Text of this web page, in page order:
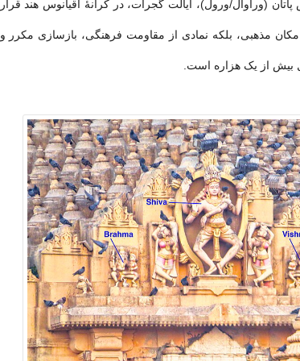
(وراوال/ورول)، ایالت گجرات، در کرانهٔ اقیانوس هند قرار
مکان مذهبی، بلکه نمادی از مقاومت فرهنگی، بازسازی مکرر و
بیش از یک هزاره است.